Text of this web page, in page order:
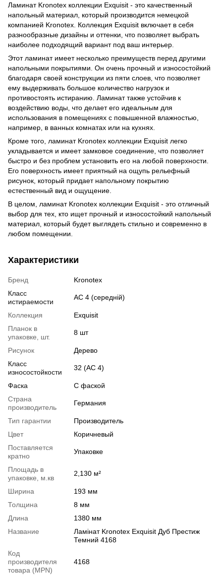
Ламинат Kronotex коллекции Exquisit - это качественный
напольный материал, который производится немецкой
компанией Kronotex. Коллекция Exquisit включает в себя
разнообразные дизайны и оттенки, что позволяет выбрать
наиболее подходящий вариант под ваш интерьер.
Этот ламинат имеет несколько преимуществ перед другими
напольными покрытиями. Он очень прочный и износостойкий
благодаря своей конструкции из пяти слоев, что позволяет
ему выдерживать большое количество нагрузок и
противостоять истиранию. Ламинат также устойчив к
воздействию воды, что делает его идеальным для
использования в помещениях с повышенной влажностью,
например, в ванных комнатах или на кухнях.
Кроме того, ламинат Kronotex коллекции Exquisit легко
укладывается и имеет замковое соединение, что позволяет
быстро и без проблем установить его на любой поверхности.
Его поверхность имеет приятный на ощупь рельефный
рисунок, который придает напольному покрытию
естественный вид и ощущение.
В целом, ламинат Kronotex коллекции Exquisit - это отличный
выбор для тех, кто ищет прочный и износостойкий напольный
материал, который будет выглядеть стильно и современно в
любом помещении.
Характеристики
Бренд
Kronotex
Класс
истираемости
АС 4 (середній)
Коллекция
Exquisit
Планок в
упаковке, шт.
8 шт
Рисунок
Дерево
Класс
износостойкости
32 (АС 4)
Фаска
С фаской
Страна
производитель
Германия
Тип гарантии
Производитель
Цвет
Коричневый
Поставляется
кратно
Упаковке
Площадь в
упаковке, м.кв
2,130 м²
Ширина
193 мм
Толщина
8 мм
Длина
1380 мм
Название
Ламінат Kronotex Exquisit Дуб Престиж
Темний 4168
Код
производителя
товара (MPN)
4168